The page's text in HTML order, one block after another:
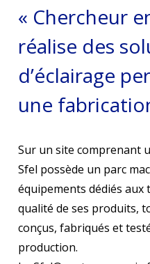
« Chercheur
réalise des
d’éclairage
une
Sur un site comprenant
Sfel possède un parc
équipements dédiés aux
qualité de ses produits,
conçus, fabriqués et
production.